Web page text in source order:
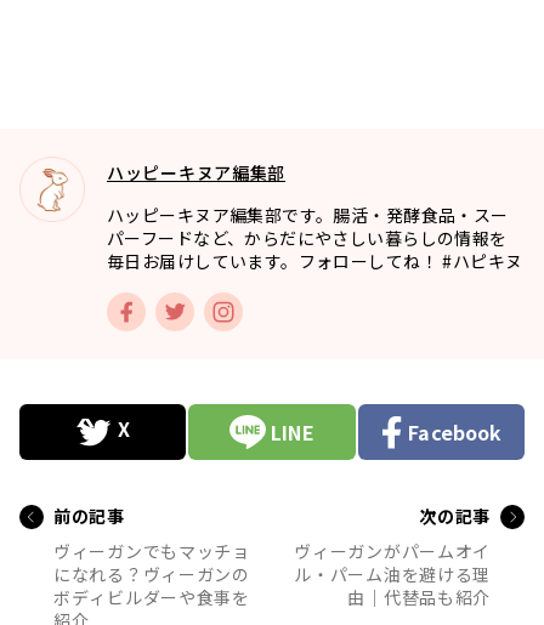
ハッピーキヌア編集部
ハッピーキヌア編集部です。腸活・発酵食品・スー
パーフードなど、からだにやさしい暮らしの情報を
毎日お届けしています。フォローしてね！ #ハピキヌ
LINE Facebook
前の記事
ヴィーガンでもマッチョ
になれる？ヴィーガンの
ボディビルダーや食事を
次の記事
ヴィーガンがパームオイ
ル・パーム油を避ける理
由｜代替品も紹介